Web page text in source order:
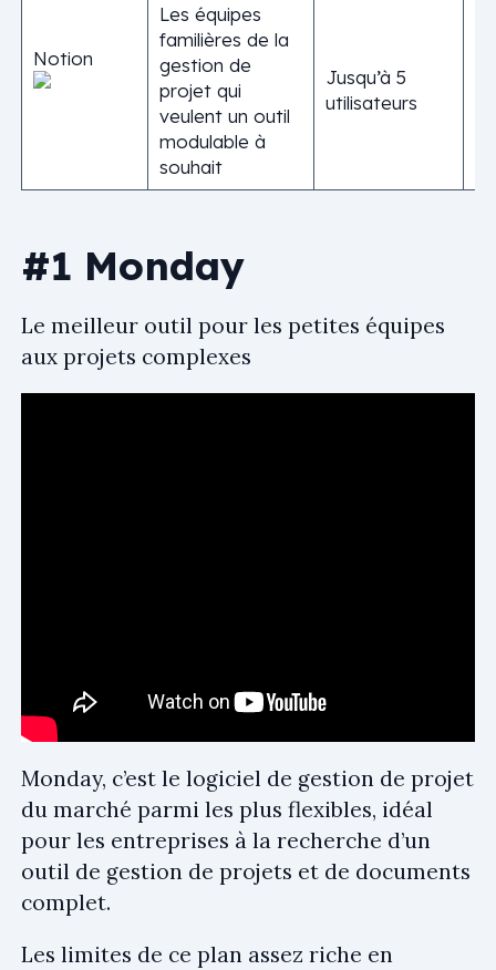
Notion
Les équipes
familières de la
gestion de
projet qui
veulent un outil
modulable à
souhait
Jusqu’à 5
utilisateurs
#1 Monday
Le meilleur outil pour les petites équipes
aux projets complexes
Monday, c’est le logiciel de gestion de projet
du marché parmi les plus flexibles, idéal
pour les entreprises à la recherche d’un
outil de gestion de projets et de documents
complet.
Les limites de ce plan assez riche en